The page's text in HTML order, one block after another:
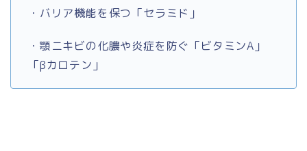
・バリア機能を保つ「セラミド」
・顎ニキビの化膿や炎症を防ぐ「ビタミンA」
「βカロテン」